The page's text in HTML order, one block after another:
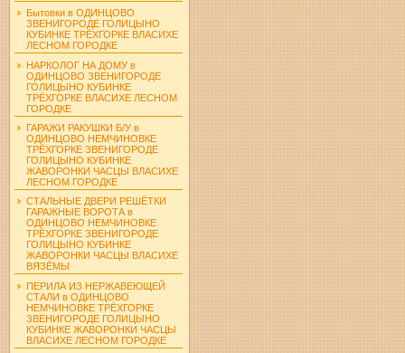
Бытовки в ОДИНЦОВО
ЗВЕНИГОРОДЕ ГОЛИЦЫНО
КУБИНКЕ ТРЁХГОРКЕ ВЛАСИХЕ
ЛЕСНОМ ГОРОДКЕ
НАРКОЛОГ НА ДОМУ в
ОДИНЦОВО ЗВЕНИГОРОДЕ
ГОЛИЦЫНО КУБИНКЕ
ТРЁХГОРКЕ ВЛАСИХЕ ЛЕСНОМ
ГОРОДКЕ
ГАРАЖИ РАКУШКИ Б/У в
ОДИНЦОВО НЕМЧИНОВКЕ
ТРЁХГОРКЕ ЗВЕНИГОРОДЕ
ГОЛИЦЫНО КУБИНКЕ
ЖАВОРОНКИ ЧАСЦЫ ВЛАСИХЕ
ЛЕСНОМ ГОРОДКЕ
СТАЛЬНЫЕ ДВЕРИ РЕШЁТКИ
ГАРАЖНЫЕ ВОРОТА в
ОДИНЦОВО НЕМЧИНОВКЕ
ТРЁХГОРКЕ ЗВЕНИГОРОДЕ
ГОЛИЦЫНО КУБИНКЕ
ЖАВОРОНКИ ЧАСЦЫ ВЛАСИХЕ
ВЯЗЁМЫ
ПЕРИЛА ИЗ НЕРЖАВЕЮЩЕЙ
СТАЛИ в ОДИНЦОВО
НЕМЧИНОВКЕ ТРЁХГОРКЕ
ЗВЕНИГОРОДЕ ГОЛИЦЫНО
КУБИНКЕ ЖАВОРОНКИ ЧАСЦЫ
ВЛАСИХЕ ЛЕСНОМ ГОРОДКЕ